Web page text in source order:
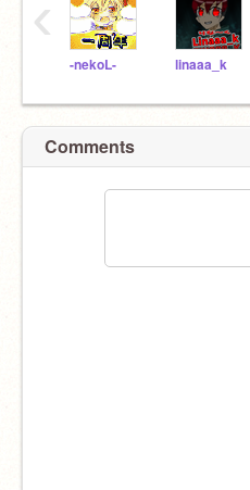
-nekoL- linaaa_k
‹
Comments